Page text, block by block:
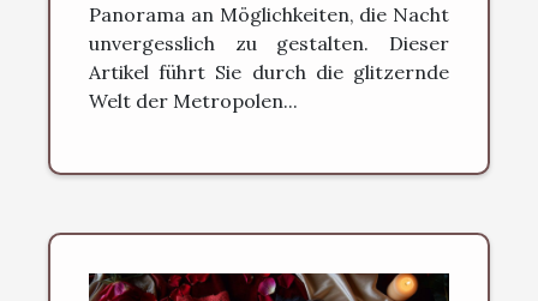
Panorama an Möglichkeiten, die Nacht
unvergesslich zu gestalten. Dieser
Artikel führt Sie durch die glitzernde
Welt der Metropolen...